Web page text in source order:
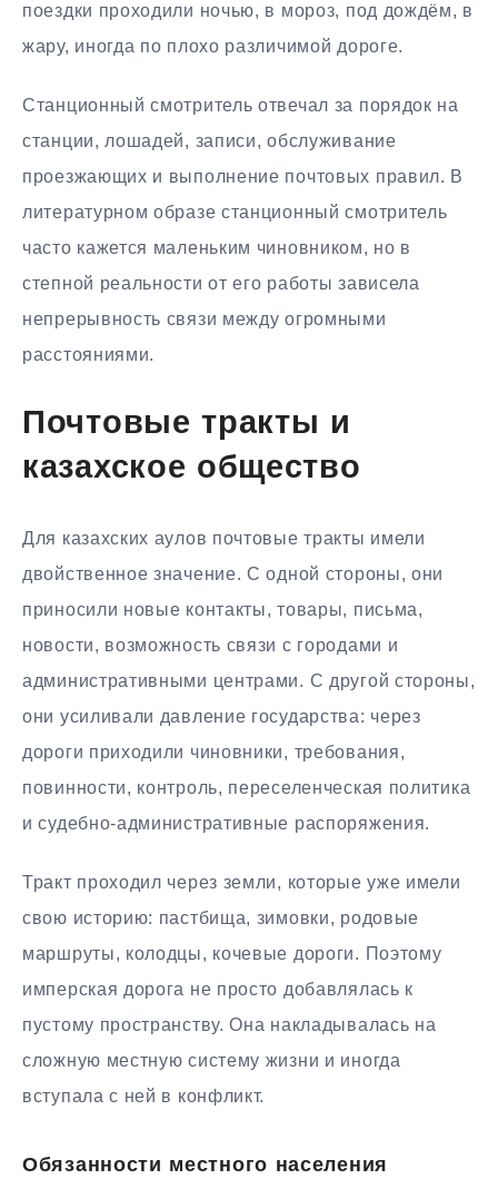
поездки проходили ночью, в мороз, под дождём, в
жару, иногда по плохо различимой дороге.
Станционный смотритель отвечал за порядок на
станции, лошадей, записи, обслуживание
проезжающих и выполнение почтовых правил. В
литературном образе станционный смотритель
часто кажется маленьким чиновником, но в
степной реальности от его работы зависела
непрерывность связи между огромными
расстояниями.
Почтовые тракты и
казахское общество
Для казахских аулов почтовые тракты имели
двойственное значение. С одной стороны, они
приносили новые контакты, товары, письма,
новости, возможность связи с городами и
административными центрами. С другой стороны,
они усиливали давление государства: через
дороги приходили чиновники, требования,
повинности, контроль, переселенческая политика
и судебно-административные распоряжения.
Тракт проходил через земли, которые уже имели
свою историю: пастбища, зимовки, родовые
маршруты, колодцы, кочевые дороги. Поэтому
имперская дорога не просто добавлялась к
пустому пространству. Она накладывалась на
сложную местную систему жизни и иногда
вступала с ней в конфликт.
Обязанности местного населения